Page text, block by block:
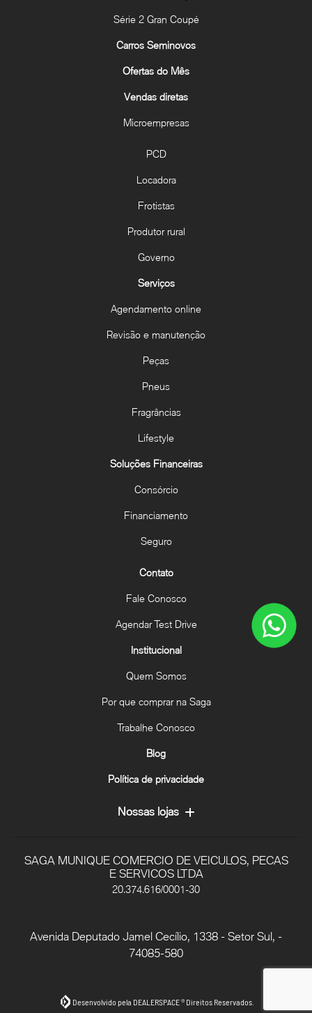
Série 2 Gran Coupé
Carros Seminovos
Ofertas do Mês
Vendas diretas
Microempresas
PCD
Locadora
Frotistas
Produtor rural
Governo
Serviços
Agendamento online
Revisão e manutenção
Peças
Pneus
Fragrâncias
Lifestyle
Soluções Financeiras
Consórcio
Financiamento
Seguro
Contato
Fale Conosco
Agendar Test Drive
Institucional
Quem Somos
Por que comprar na Saga
Trabalhe Conosco
Blog
Política de privacidade
Nossas lojas
SAGA MUNIQUE COMERCIO DE VEICULOS, PECAS
E SERVICOS LTDA
20.374.616/0001-30
Avenida Deputado Jamel Cecílio, 1338 - Setor Sul, -
74085-580
Desenvolvido pela DEALERSPACE ® Direitos Reservados.